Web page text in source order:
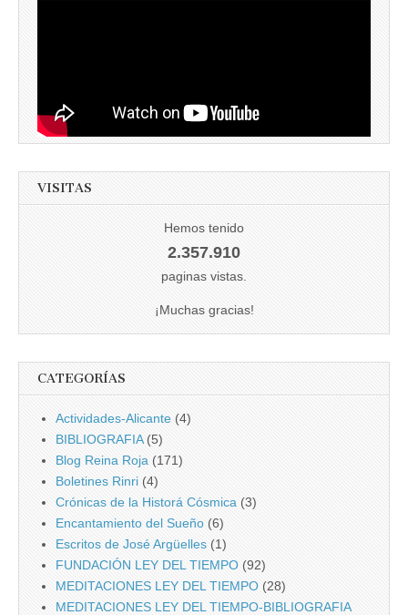
VISITAS
Hemos tenido
2.357.910
paginas vistas.
¡Muchas gracias!
CATEGORÍAS
Actividades-Alicante (4)
BIBLIOGRAFIA(5)
Blog Reina Roja (171)
Boletines Rinri (4)
Crónicas de la Historá Cósmica (3)
Encantamiento del Sueño (6)
Escritos de José Argüelles (1)
FUNDACIÓN LEY DEL TIEMPO (92)
MEDITACIONES LEY DEL TIEMPO (28)
MEDITACIONES LEY DEL TIEMPO-BIBLIOGRAFIA